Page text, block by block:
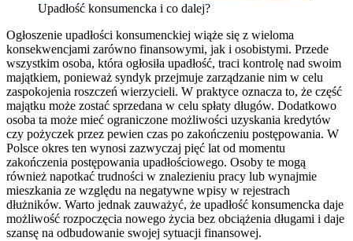
Upadłość konsumencka i co dalej?
Ogłoszenie upadłości konsumenckiej wiąże się z wieloma
konsekwencjami zarówno finansowymi, jak i osobistymi. Przede
wszystkim osoba, która ogłosiła upadłość, traci kontrolę nad swoim
majątkiem, ponieważ syndyk przejmuje zarządzanie nim w celu
zaspokojenia roszczeń wierzycieli. W praktyce oznacza to, że część
majątku może zostać sprzedana w celu spłaty długów. Dodatkowo
osoba ta może mieć ograniczone możliwości uzyskania kredytów
czy pożyczek przez pewien czas po zakończeniu postępowania. W
Polsce okres ten wynosi zazwyczaj pięć lat od momentu
zakończenia postępowania upadłościowego. Osoby te mogą
również napotkać trudności w znalezieniu pracy lub wynajmie
mieszkania ze względu na negatywne wpisy w rejestrach
dłużników. Warto jednak zauważyć, że upadłość konsumencka daje
możliwość rozpoczęcia nowego życia bez obciążenia długami i daje
szansę na odbudowanie swojej sytuacji finansowej.